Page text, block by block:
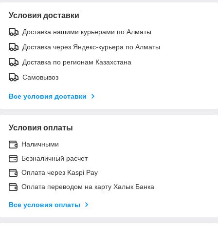
Условия доставки
Доставка нашими курьерами по Алматы
Доставка через Яндекс-курьера по Алматы
Доставка по регионам Казахстана
Самовывоз
Все условия доставки
Условия оплаты
Наличными
Безналичный расчет
Оплата через Kaspi Pay
Оплата переводом на карту Халык Банка
Все условия оплаты